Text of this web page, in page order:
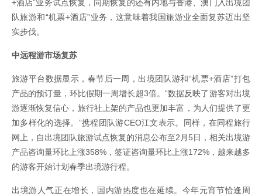
+酒店”业务试点恢复，同期恢复的还有内地与香港、澳门入出境团
队旅游和“机票+酒店”业务，这意味着我国旅游业全面复苏迈出坚
实步伐。
中远程游市场复苏
旅游平台数据显示，春节后一周，出境团队游和“机票+酒店”打包
产品的预订量，环比假期一周增长超3倍。“数据反映了游客对出境
游逐渐恢复信心，旅行社上架的产品也更加丰富，为人们提供了更
加多样化的选择。”携程团队游CEO江文表示。同样，在同程旅行
网上，自出境团队旅游试点恢复的消息公布至2月5日，相关出境游
产品咨询量环比上涨358%，签证咨询量环比上涨172%，越来越多
的游客开始计划春季出境游行程。
出境游人气正在增长，国内游热度也在延续。今年元宵节恰逢周